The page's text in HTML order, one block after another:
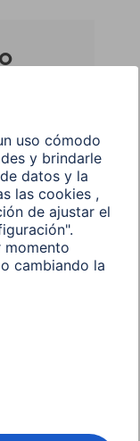
todos